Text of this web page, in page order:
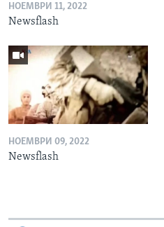
НОЕМВРИ 11, 2022
Newsflash
НОЕМВРИ 09, 2022
Newsflash